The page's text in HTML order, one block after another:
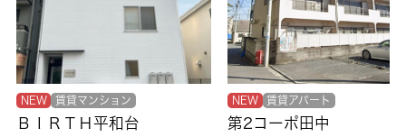
NEW 賃貸マンション
ＢＩＲＴＨ平和台
NEW 賃貸アパート
第2コーポ田中